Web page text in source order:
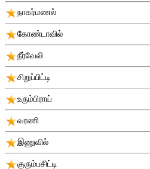
நாகர்மணல்
கோண்டாவில்
நீர்வேலி
சிறுப்பிட்டி
உரும்பிராய்
வரணி
இணுவில்
குரும்பசிட்டி